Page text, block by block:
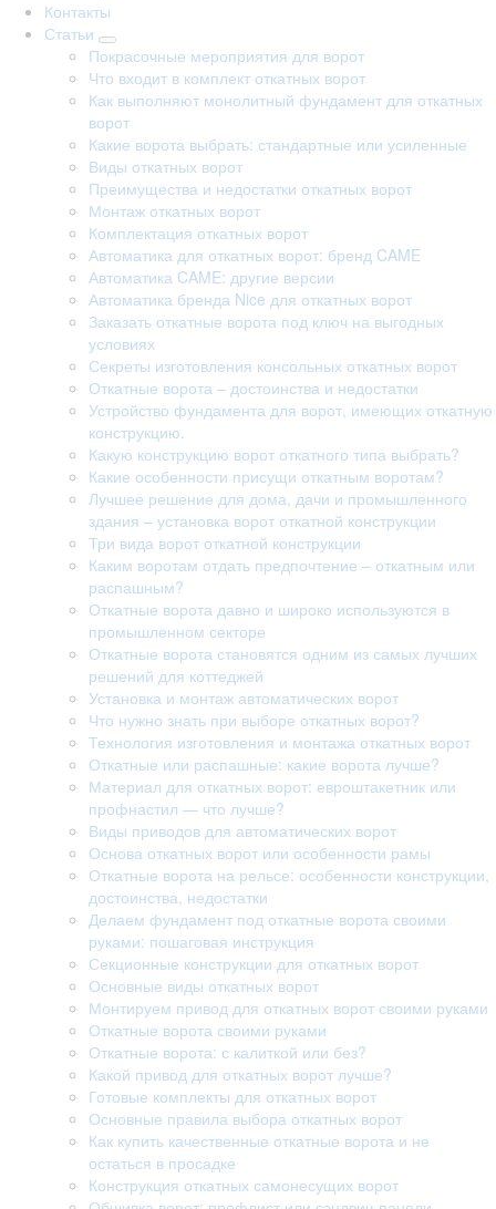
Контакты
Статьи
Покрасочные мероприятия для ворот
Что входит в комплект откатных ворот
Как выполняют монолитный фундамент для откатных
ворот
Какие ворота выбрать: стандартные или усиленные
Виды откатных ворот
Преимущества и недостатки откатных ворот
Монтаж откатных ворот
Комплектация откатных ворот
Автоматика для откатных ворот: бренд CAME
Автоматика CAME: другие версии
Автоматика бренда Nice для откатных ворот
Заказать откатные ворота под ключ на выгодных
условиях
Секреты изготовления консольных откатных ворот
Откатные ворота – достоинства и недостатки
Устройство фундамента для ворот, имеющих откатную
конструкцию.
Какую конструкцию ворот откатного типа выбрать?
Какие особенности присущи откатным воротам?
Лучшее решение для дома, дачи и промышленного
здания – установка ворот откатной конструкции
Три вида ворот откатной конструкции
Каким воротам отдать предпочтение – откатным или
распашным?
Откатные ворота давно и широко используются в
промышленном секторе
Откатные ворота становятся одним из самых лучших
решений для коттеджей
Установка и монтаж автоматических ворот
Что нужно знать при выборе откатных ворот?
Технология изготовления и монтажа откатных ворот
Откатные или распашные: какие ворота лучше?
Материал для откатных ворот: евроштакетник или
профнастил — что лучше?
Виды приводов для автоматических ворот
Основа откатных ворот или особенности рамы
Откатные ворота на рельсе: особенности конструкции,
достоинства, недостатки
Делаем фундамент под откатные ворота своими
руками: пошаговая инструкция
Секционные конструкции для откатных ворот
Основные виды откатных ворот
Монтируем привод для откатных ворот своими руками
Откатные ворота своими руками
Откатные ворота: с калиткой или без?
Какой привод для откатных ворот лучше?
Готовые комплекты для откатных ворот
Основные правила выбора откатных ворот
Как купить качественные откатные ворота и не
остаться в просадке
Конструкция откатных самонесущих ворот